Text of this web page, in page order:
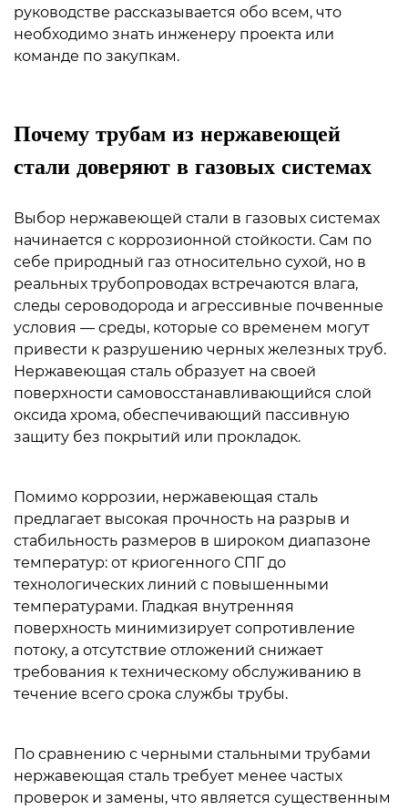
Выбор
подходящей
марки:
316
Сварные
и
бесшовные
трубы
из
нержавеющей
стали
для
газовых
Стандарты
соответствия,
которые
вам
нужно
знать
5
Рекомендации
по
газопроводов
6
Приложения
руководстве рассказывается обо всем, что
необходимо знать инженеру проекта или
команде по закупкам.
Почему трубам из нержавеющей
стали доверяют в газовых системах
Выбор нержавеющей стали в газовых системах
начинается с коррозионной стойкости. Сам по
себе природный газ относительно сухой, но в
реальных трубопроводах встречаются влага,
следы сероводорода и агрессивные почвенные
условия — среды, которые со временем могут
привести к разрушению черных железных труб.
Нержавеющая сталь образует на своей
поверхности самовосстанавливающийся слой
оксида хрома, обеспечивающий пассивную
защиту без покрытий или прокладок.
Помимо коррозии, нержавеющая сталь
предлагает высокая прочность на разрыв и
стабильность размеров в широком диапазоне
температур: от криогенного СПГ до
технологических линий с повышенными
температурами. Гладкая внутренняя
поверхность минимизирует сопротивление
потоку, а отсутствие отложений снижает
требования к техническому обслуживанию в
течение всего срока службы трубы.
По сравнению с черными стальными трубами
нержавеющая сталь требует менее частых
проверок и замены, что является существенным